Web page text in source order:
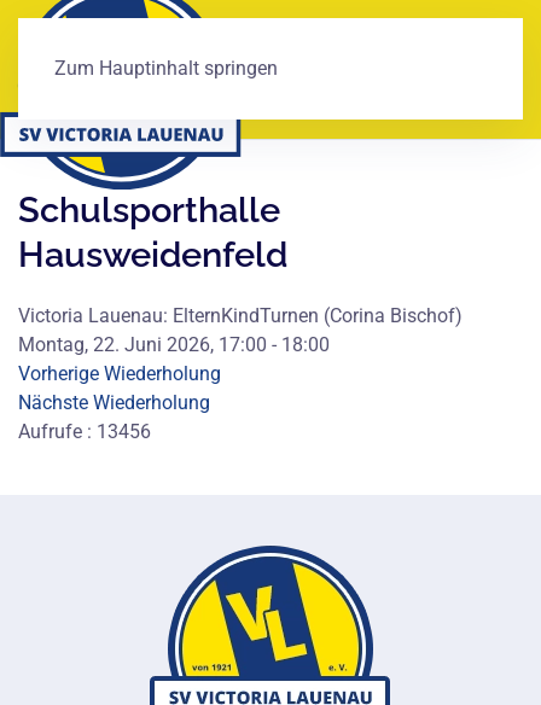
Zum Hauptinhalt springen
Schulsporthalle
Hausweidenfeld
Victoria Lauenau: ElternKindTurnen (Corina Bischof)
Montag, 22. Juni 2026, 17:00 - 18:00
Vorherige Wiederholung
Nächste Wiederholung
Aufrufe : 13456